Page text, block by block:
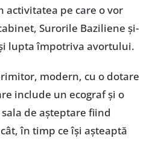
activitatea pe care o vor
Surorile Baziliene şi-
lupta împotriva avortului.
modern, cu o dotare
include un ecograf şi o
de aşteptare fiind
în timp ce îşi aşteaptă